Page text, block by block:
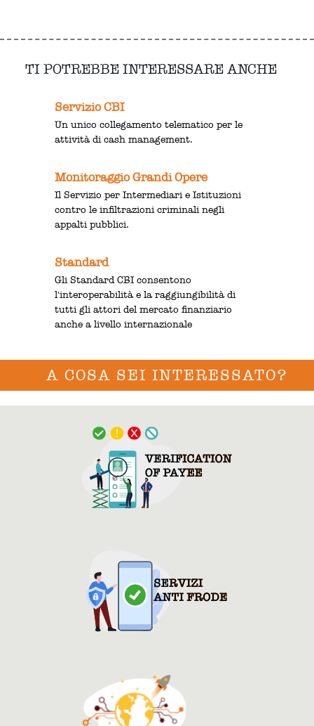
TI POTREBBE INTERESSARE ANCHE
Servizio CBI
Un unico collegamento telematico per le
attività di cash management.
Monitoraggio Grandi Opere
Il Servizio per Intermediari e Istituzioni
contro le infiltrazioni criminali negli
appalti pubblici.
Standard
Gli Standard CBI consentono
l'interoperabilità e la raggiungibilità di
tutti gli attori del mercato finanziario
anche a livello internazionale
A COSA SEI INTERESSATO?